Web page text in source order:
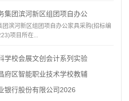
集团滨河新区组团项自办公
团滨河新区组团项自办公家具采购(招标编
项目所在...
学校会展文创会计系列实验
府区智能职业技术学校教辅
银行股份有限公司2026